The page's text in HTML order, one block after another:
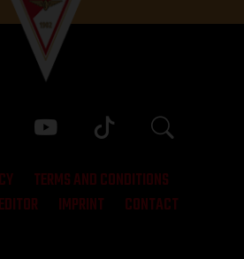
TERMS AND CONDITIONS
IMPRINT CONTACT